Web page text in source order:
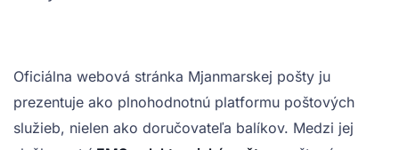
Oficiálna webová stránka Mjanmarskej pošty ju
prezentuje ako plnohodnotnú platformu poštových
služieb, nielen ako doručovateľa balíkov. Medzi jej